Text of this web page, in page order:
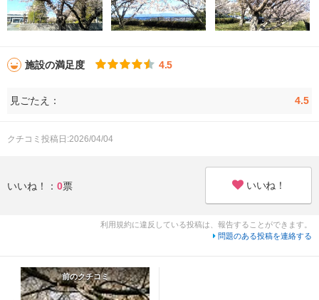
施設の満足度 4.5
見ごたえ： 4.5
クチコミ投稿日:2026/04/04
いいね！： 0票 いいね！
利用規約に違反している投稿は、報告することができます。
問題のある投稿を連絡する
前のクチコミ